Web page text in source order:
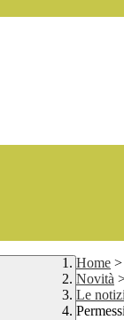
Home >
Novità
Le